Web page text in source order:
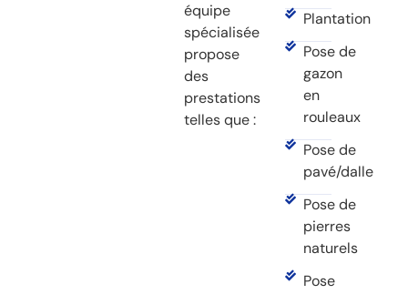
équipe
spécialisée
propose
des
prestations
telles que :
Plantation
Pose de
gazon
en
rouleaux
Pose de
pavé/dalle
Pose de
pierres
naturels
Pose